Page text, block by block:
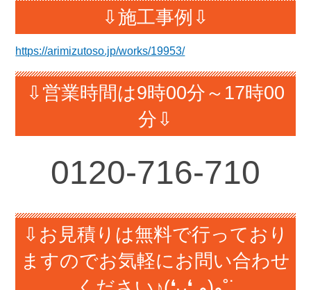
⇩施工事例⇩
https://arimizutoso.jp/works/19953/
⇩営業時間は9時00分～17時00
分⇩
0120-716-710
⇩お見積りは無料で行っており
ますのでお気軽にお問い合わせ